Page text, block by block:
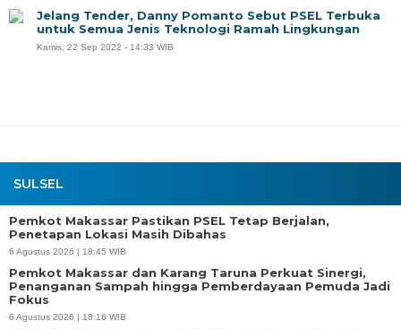
SULSEL
Pemkot Makassar Pastikan PSEL Tetap Berjalan,
Penetapan Lokasi Masih Dibahas
6 Agustus 2026 | 18:45 WIB
Pemkot Makassar dan Karang Taruna Perkuat Sinergi,
Penanganan Sampah hingga Pemberdayaan Pemuda Jadi
Fokus
6 Agustus 2026 | 18:16 WIB
Jelang Tender, Danny Pomanto Sebut PSEL Terbuka
untuk Semua Jenis Teknologi Ramah Lingkungan
Kamis, 22 Sep 2022 - 14:33 WIB